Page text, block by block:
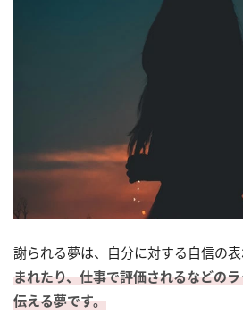
謝られる夢は、自分に対する自信の表
まれたり、仕事で評価されるなどの
伝える夢です。